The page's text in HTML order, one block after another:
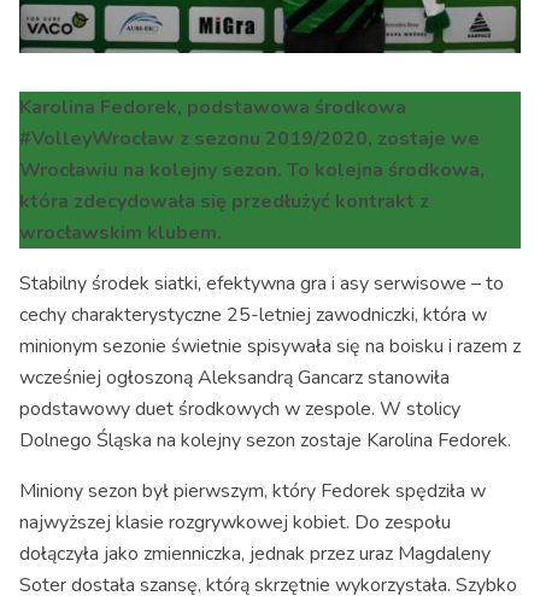
Karolina Fedorek, podstawowa środkowa
#VolleyWrocław z sezonu 2019/2020, zostaje we
Wrocławiu na kolejny sezon. To kolejna środkowa,
która zdecydowała się przedłużyć kontrakt z
wrocławskim klubem.
Stabilny środek siatki, efektywna gra i asy serwisowe – to
cechy charakterystyczne 25-letniej zawodniczki, która w
minionym sezonie świetnie spisywała się na boisku i razem z
wcześniej ogłoszoną Aleksandrą Gancarz stanowiła
podstawowy duet środkowych w zespole. W stolicy
Dolnego Śląska na kolejny sezon zostaje Karolina Fedorek.
Miniony sezon był pierwszym, który Fedorek spędziła w
najwyższej klasie rozgrywkowej kobiet. Do zespołu
dołączyła jako zmienniczka, jednak przez uraz Magdaleny
Soter dostała szansę, którą skrzętnie wykorzystała. Szybko